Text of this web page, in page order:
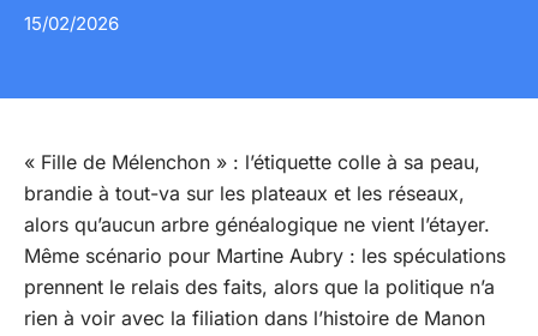
15/02/2026
« Fille de Mélenchon » : l’étiquette colle à sa peau,
brandie à tout-va sur les plateaux et les réseaux,
alors qu’aucun arbre généalogique ne vient l’étayer.
Même scénario pour Martine Aubry : les spéculations
prennent le relais des faits, alors que la politique n’a
rien à voir avec la filiation dans l’histoire de Manon